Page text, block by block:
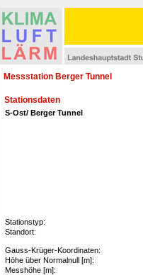
Messstation Berger Tunnel
Stationsdaten
S-Ost/ Berger Tunnel
Stationstyp:
Standort:
Gauss-Krüger-Koordinaten:
Höhe über Normalnull [m]:
Messhöhe [m]: